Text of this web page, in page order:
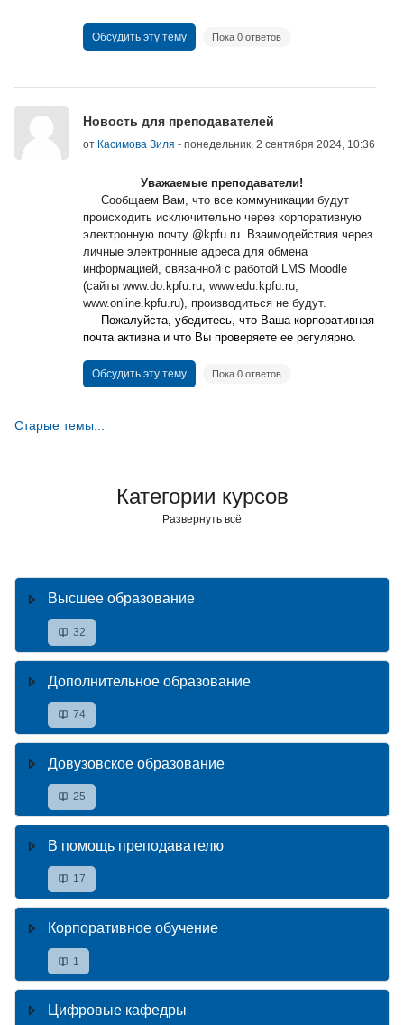
Обсудить эту тему Пока 0 ответов
Новость для преподавателей
от Касимова Зиля - понедельник, 2 сентября 2024, 10:36
Уважаемые преподаватели!
Сообщаем Вам, что все коммуникации будут
происходить исключительно через корпоративную
электронную почту @kpfu.ru. Взаимодействия через
личные электронные адреса для обмена
информацией, связанной с работой LMS Moodle
(сайты www.do.kpfu.ru, www.edu.kpfu.ru,
www.online.kpfu.ru), производиться не будут.
Пожалуйста, убедитесь, что Ваша корпоративная
почта активна и что Вы проверяете ее регулярно.
Обсудить эту тему Пока 0 ответов
Старые темы...
Категории курсов
Развернуть всё
Высшее образование
32
Дополнительное образование
74
Довузовское образование
25
В помощь преподавателю
17
Корпоративное обучение
1
Цифровые кафедры